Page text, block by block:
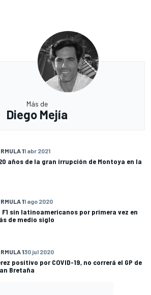
Más de
Diego Mejía
11 abr 2021
años de la gran irrupción de Montoya en la
11 ago 2020
F1 sin latinoamericanos por primera vez en
de medio siglo
130 jul 2020
positivo por COVID-19, no correrá el GP de
Bretaña